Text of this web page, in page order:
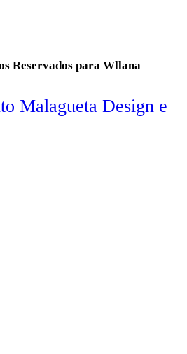
Reservados para Wllana
Malagueta Design e